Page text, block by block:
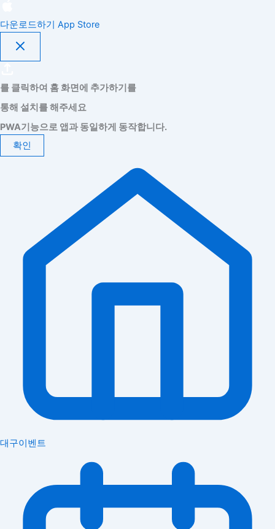
다운로드하기 App Store
를 클릭하여 홈 화면에 추가하기를
통해 설치를 해주세요
PWA기능으로 앱과 동일하게 동작합니다.
확인
대구이벤트